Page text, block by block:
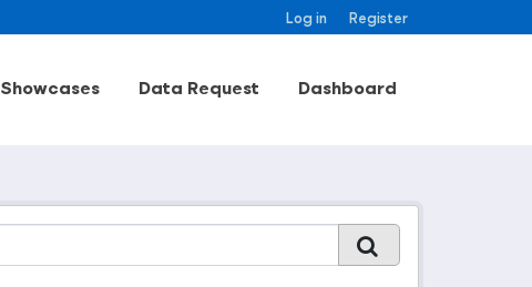
Log in Register
Showcases Data Request Dashboard